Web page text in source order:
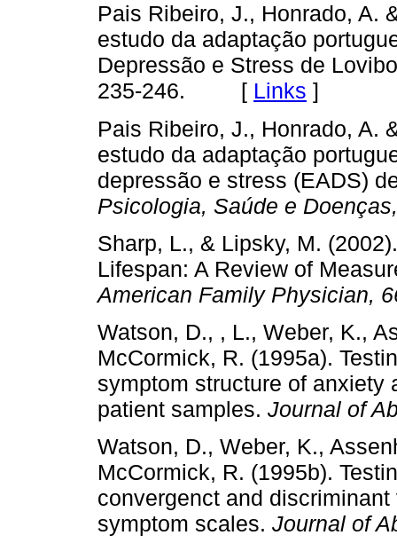
Pais Ribeiro, J., Honrado, A.
estudo da adaptação
Depressão e Stress de
235-246. [ Links ]
Pais Ribeiro, J., Honrado, A.
estudo da adaptação
depressão e stress (EADS)
Psicologia, Saúde e
Sharp, L., & Lipsky, M.
Lifespan: A Review of
American Family Physician,
Watson, D., , L., Weber, K.,
McCormick, R. (1995a).
symptom structure of anxiety
patient samples. Journal of
Watson, D., Weber, K.,
McCormick, R. (1995b).
convergenct and
symptom scales. Journal of